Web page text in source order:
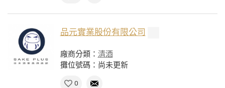
品元實業股份有限公司
廠商分類： 清酒
攤位號碼：尚未更新
0